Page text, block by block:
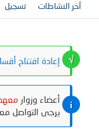
آخر النشاطات تسجيل
إعادة افتتاح
أعضاء وزوار معهد
يرجى التواصل